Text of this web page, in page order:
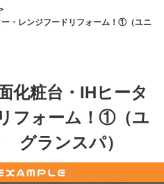
・レンジフードリフォーム！①（ユニ
化粧台・IHヒータ
フォーム！①（ユ
グランスパ）